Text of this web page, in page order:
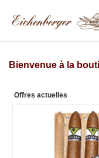
Bienvenue à la
Offres actuelles